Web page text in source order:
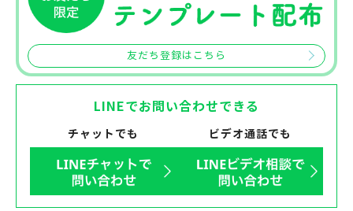
友だち登録はこちら
LINEでお問い合わせできる
チャットでも ビデオ通話でも